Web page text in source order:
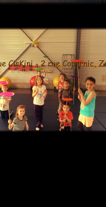
CirKini - 2 rue